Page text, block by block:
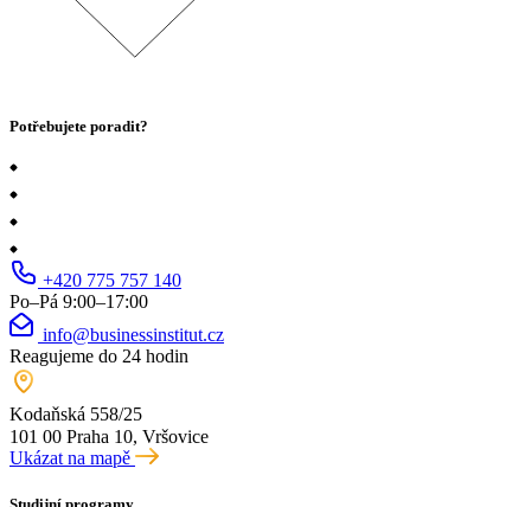
Potřebujete poradit?
+420 775 757 140
Po–Pá 9:00–17:00
info@businessinstitut.cz
Reagujeme do 24 hodin
Kodaňská 558/25
101 00 Praha 10, Vršovice
Ukázat na mapě